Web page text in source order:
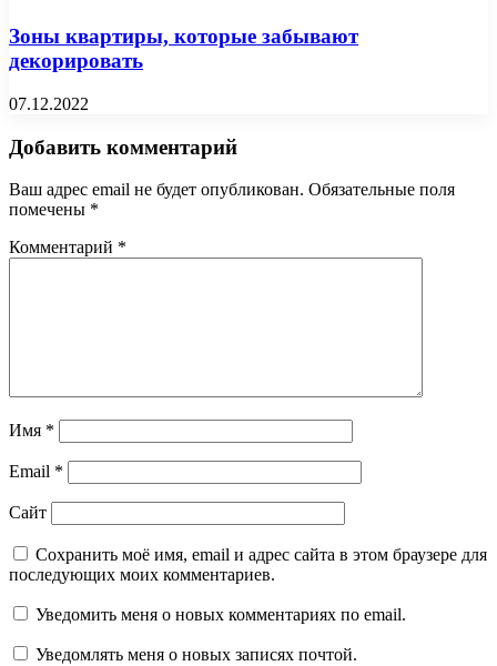
Зоны квартиры, которые забывают
декорировать
07.12.2022
Добавить комментарий
Ваш адрес email не будет опубликован. Обязательные поля
помечены *
Комментарий *
Имя *
Email *
Сайт
Сохранить моё имя, email и адрес сайта в этом браузере для
последующих моих комментариев.
Уведомить меня о новых комментариях по email.
Уведомлять меня о новых записях почтой.